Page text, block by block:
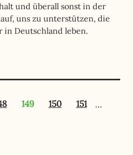
und überall sonst in der
uns zu unterstützen, die
Deutschland leben.
149 150 151
…